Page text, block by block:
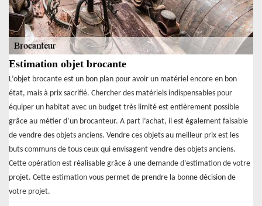
Estimation objet brocante
L’objet brocante est un bon plan pour avoir un matériel encore en bon
état, mais à prix sacrifié. Chercher des matériels indispensables pour
équiper un habitat avec un budget très limité est entièrement possible
grâce au métier d’un brocanteur. A part l’achat, il est également faisable
de vendre des objets anciens. Vendre ces objets au meilleur prix est les
buts communs de tous ceux qui envisagent vendre des objets anciens.
Cette opération est réalisable grâce à une demande d’estimation de votre
projet. Cette estimation vous permet de prendre la bonne décision de
votre projet.